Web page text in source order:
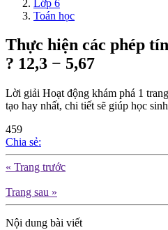
Lớp 6
Toán học
Thực hiện các phép
? 12,3 − 5,67
Lời giải Hoạt động khám phá 1
tạo hay nhất, chi tiết sẽ giúp học
459
Chia sẻ:
« Trang trước
Trang sau »
Nội dung bài viết